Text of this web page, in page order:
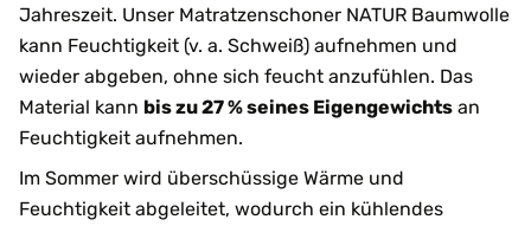
Jahreszeit. Unser Matratzenschoner NATUR Baumwolle
kann Feuchtigkeit (v. a. Schweiß) aufnehmen und
wieder abgeben, ohne sich feucht anzufühlen. Das
Material kann bis zu 27 % seines Eigengewichts an
Feuchtigkeit aufnehmen.
Im Sommer wird überschüssige Wärme und
Feuchtigkeit abgeleitet, wodurch ein kühlendes